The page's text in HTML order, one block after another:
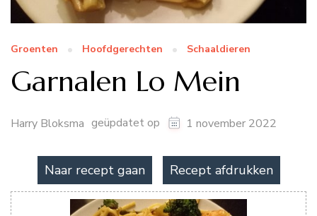
Groenten Hoofdgerechten Schaaldieren
Garnalen Lo Mein
Harry Bloksma geüpdatet op 1 november 2022
Naar recept gaan Recept afdrukken